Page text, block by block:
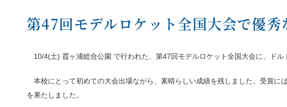
第47回モデルロケット全国大会で優
10/4(土) 霞ヶ浦総合公園 で行われた、第47回モデルロケット全国大会に、ド
本校にとって初めての大会出場ながら、素晴らしい成績を残しました。受賞に
を果たしました。